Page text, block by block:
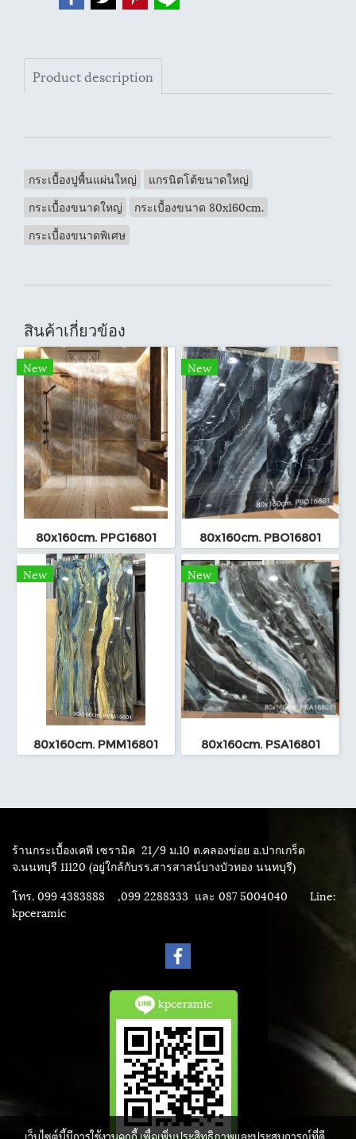
Product description
กระเบื้องปูพื้นแผ่นใหญ่
แกรนิตโต้ขนาดใหญ่
กระเบื้องขนาดใหญ่
กระเบื้องขนาด 80x160cm.
กระเบื้องขนาดพิเศษ
สินค้าเกี่ยวข้อง
New
80x160cm. PPG16801
New
80x160cm. PBO16801
New
80x160cm. PMM16801
New
80x160cm. PSA16801
ร้านกระเบื้องเคพี เซรามิค 21/9 ม.10 ต.คลองข่อย อ.ปากเกร็ด
จ.นนทบุรี 11120 (อยู่ใกล้กับรร.สารสาสน์บางบัวทอง นนทบุรี)
โทร. 099 4383888 ,099 2288333 และ 087 5004040 Line:
kpceramic
kpceramic